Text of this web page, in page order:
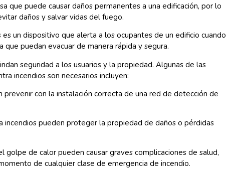
que puede causar daños permanentes a una edificación, por lo
daños y salvar vidas del fuego.
un dispositivo que alerta a los ocupantes de un edificio cuando
puedan evacuar de manera rápida y segura.
seguridad a los usuarios y la propiedad. Algunas de las
incendios son necesarios incluyen:
prevenir con la instalación correcta de una red de detección de
incendios pueden proteger la propiedad de daños o pérdidas
golpe de calor pueden causar graves complicaciones de salud,
de cualquier clase de emergencia de incendio.